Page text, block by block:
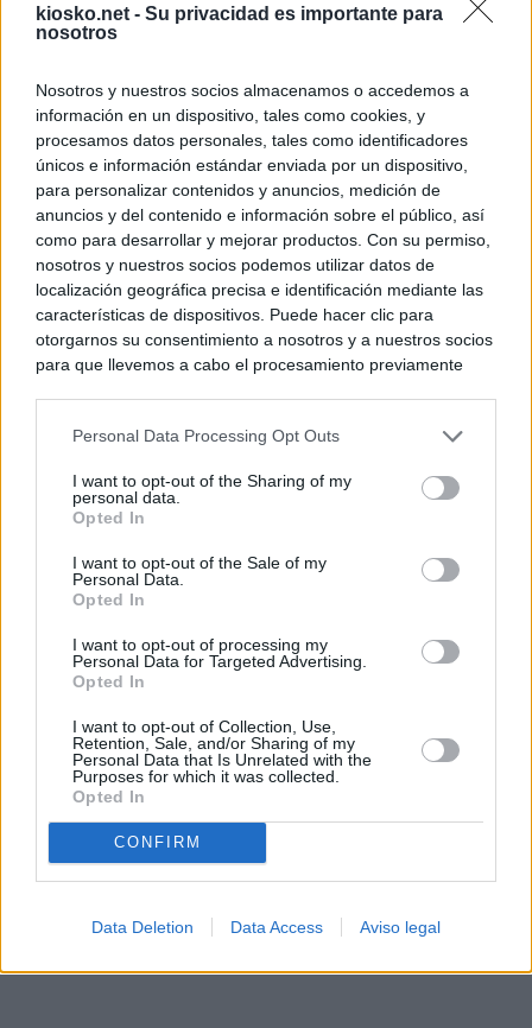
kiosko.net - Su privacidad es importante para
nosotros
Nosotros y nuestros socios almacenamos o accedemos a
información en un dispositivo, tales como cookies, y
procesamos datos personales, tales como identificadores
únicos e información estándar enviada por un dispositivo,
para personalizar contenidos y anuncios, medición de
anuncios y del contenido e información sobre el público, así
como para desarrollar y mejorar productos. Con su permiso,
nosotros y nuestros socios podemos utilizar datos de
localización geográfica precisa e identificación mediante las
características de dispositivos. Puede hacer clic para
otorgarnos su consentimiento a nosotros y a nuestros socios
para que llevemos a cabo el procesamiento previamente
negar su consentimiento. Tenga en cuenta que algún
de su consentimiento, pero usted tiene el derecho de
rechazar tal procesamiento. Sus preferencias se aplicarán
cualquier momento entrando de nuevo en este sitio web o
visitando nuestra política de privacidad.
Personal Data Processing Opt Outs
I want to opt-out of the Sharing of my
personal data.
Opted In
I want to opt-out of the Sale of my
Personal Data.
Opted In
I want to opt-out of processing my
Personal Data for Targeted Advertising.
Opted In
I want to opt-out of Collection, Use,
Retention, Sale, and/or Sharing of my
Personal Data that Is Unrelated with the
Purposes for which it was collected.
Opted In
CONFIRM
Data Deletion Data Access Aviso legal